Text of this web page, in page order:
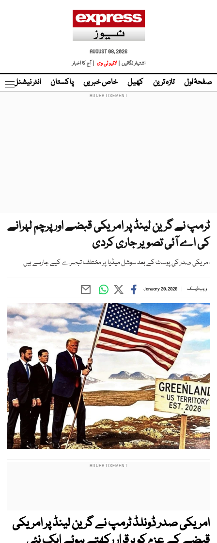
AUGUST 08, 2026
اشتہار لگائیں |
لائیو ٹی وی | آج کا اخبار
صفحۂ اول تازہ ترین کھیل خاص خبریں پاکستان انٹر نیشنل
ٹرمپ نے گرین لینڈ پر امریکی قبضے اور پرچم لہرانے
کی اے آئی تصویر جاری کردی
امریکی صدر کی پوسٹ کے بعد سوشل میڈیا پر مختلف تبصرے کیے جارہے ہیں
ویب ڈیسک January 20, 2026
امریکی صدر ڈونلڈ ٹرمپ نے گرین لینڈ پر امریکی